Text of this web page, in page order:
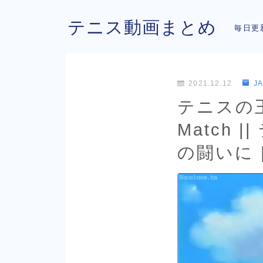
テニス動画まとめ 毎日更
2021.12.12
テニス
Match ||
の闘い